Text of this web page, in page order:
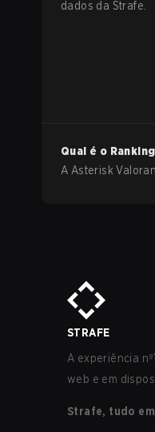
dados da Strafe.
Qual é o
A Asterisk
STRAFE
A experiência
web e em
Strafe, tudo